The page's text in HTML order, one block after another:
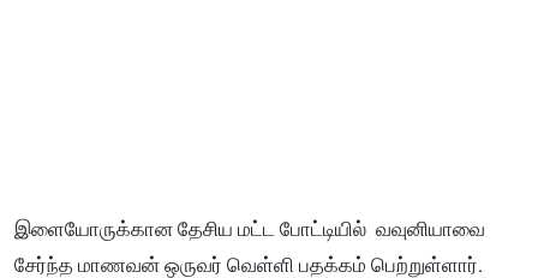
இளையோருக்கான தேசிய மட்ட போட்டியில் வவுனியாவை
சேர்ந்த மாணவன் ஒருவர் வெள்ளி பதக்கம் பெற்றுள்ளார்.